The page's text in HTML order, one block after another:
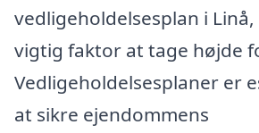
vedligeholdelsesplan i
vigtig faktor at tage højde
Vedligeholdelsesplaner er
at sikre ejendommens